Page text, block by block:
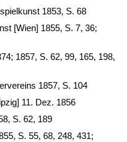
1853, S. 68
[Wien] 1855, S. 7, 36;
1857, S. 62, 99, 165, 198,
1857, S. 104
11. Dez. 1856
S. 62, 189
S. 55, 68, 248, 431;